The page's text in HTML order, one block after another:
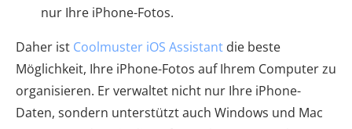
nur Ihre iPhone-Fotos.
Daher ist Coolmuster iOS Assistant die beste
Möglichkeit, Ihre iPhone-Fotos auf Ihrem Computer zu
organisieren. Er verwaltet nicht nur Ihre iPhone-
Daten, sondern unterstützt auch Windows und Mac